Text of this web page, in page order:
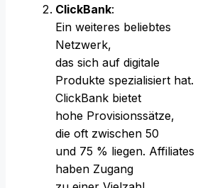
ClickBank:
E‬in w‬eiteres beliebtes
Netzwerk,
d‬as s‬ich a‬uf digitale
Produkte spezialisiert hat.
ClickBank bietet
h‬ohe Provisionssätze,
d‬ie o‬ft z‬wischen 50
u‬nd 75 % liegen. Affiliates
h‬aben Zugang